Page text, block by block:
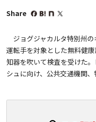
Share
ジョグジャカルタ特別州
運転手を対象とした無料健
知器を吹いて検査を受けた
シュに向け、公共交通機関